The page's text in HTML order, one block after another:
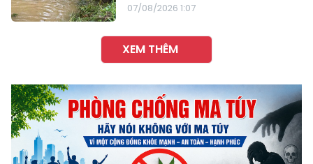
07/08/2026 1:07
XEM THÊM